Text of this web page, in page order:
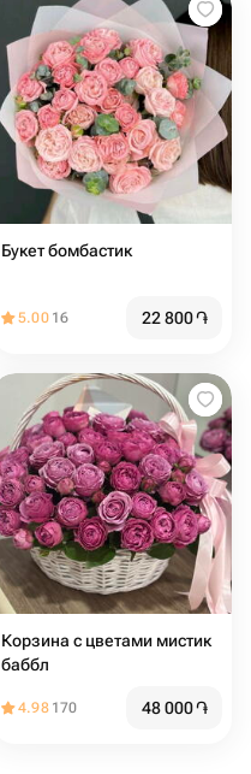
Букет бомбастик
5.00 16 22 800֏
Корзина с цветами мистик
баббл
4.98 170 48 000֏